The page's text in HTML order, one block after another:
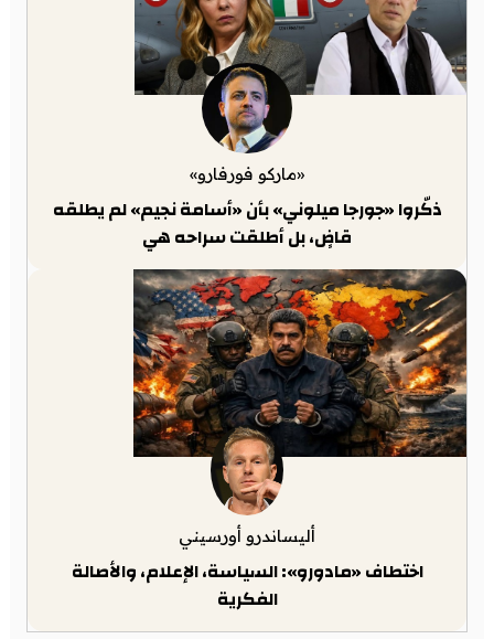
«ماركو فورفارو»
ذكّروا «جورجا ميلوني» بأن «أسامة نجيم» لم يطلقه
قاضٍ، بل أطلقت سراحه هي
أليساندرو أورسيني
اختطاف «مادورو»: السياسة، الإعلام، والأصالة
الفكرية